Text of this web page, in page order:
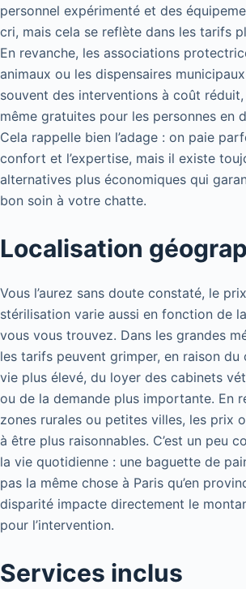
personnel expérimenté et des
cri, mais cela se reflète dans les tarifs
En revanche, les associations
animaux ou les dispensaires
souvent des interventions à coût
même gratuites pour les personnes en
Cela rappelle bien l’adage : on paie
confort et l’expertise, mais il existe
alternatives plus économiques qui
bon soin à votre chatte.
Localisation
Vous l’aurez sans doute constaté, le prix
stérilisation varie aussi en fonction de
vous vous trouvez. Dans les grandes
les tarifs peuvent grimper, en raison du
vie plus élevé, du loyer des cabinets
ou de la demande plus importante. En
zones rurales ou petites villes, les prix
à être plus raisonnables. C’est un peu
la vie quotidienne : une baguette de
pas la même chose à Paris qu’en
disparité impacte directement le
pour l’intervention.
Services inclus